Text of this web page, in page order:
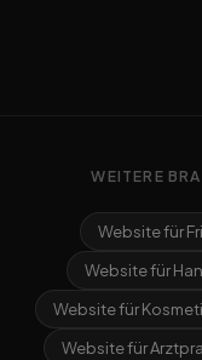
WEITERE
Website für
Website für
Website für
Website für